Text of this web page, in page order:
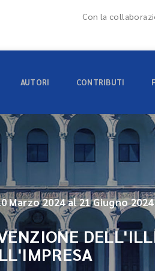
Con la
AUTORI CONTRIBUTI
Marzo 2024 al 21 Giugno